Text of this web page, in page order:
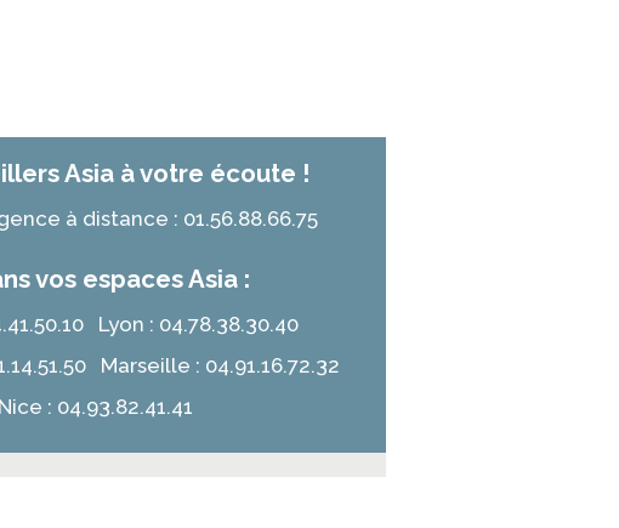
Asia à votre écoute !
à distance : 01.56.88.66.75
vos espaces Asia :
Lyon : 04.78.38.30.40
Marseille : 04.91.16.72.32
Nice : 04.93.82.41.41